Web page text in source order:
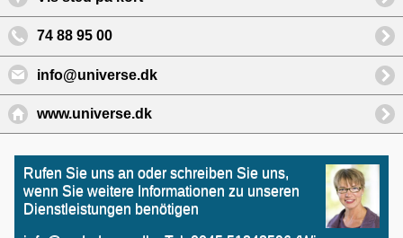
74 88 95 00
info@universe.dk
www.universe.dk
Rufen Sie uns an oder schreiben Sie uns,
wenn Sie weitere Informationen zu unseren
Dienstleistungen benötigen